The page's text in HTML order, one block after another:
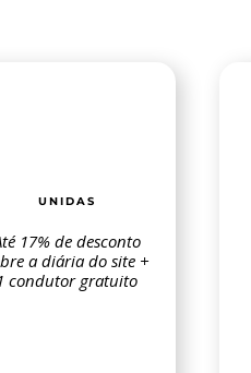
UNIDAS
17% de desconto
a diária do site +
condutor gratuito